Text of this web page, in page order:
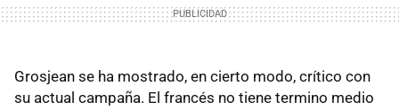
Grosjean se ha mostrado, en cierto modo, crítico con
su actual campaña. El francés no tiene termino medio